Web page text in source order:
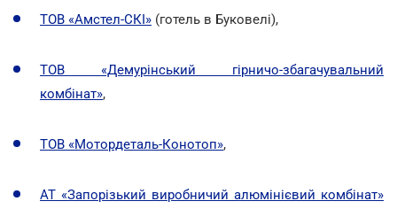
ТОВ «Амстел-СКІ» (готель в Буковелі),
ТОВ «Демурінський гірничо-збагачувальний
комбінат»,
ТОВ «Мотордеталь-Конотоп»,
АТ «Запорізький виробничий алюмінієвий комбінат»